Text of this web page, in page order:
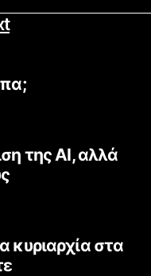
της AI, αλλά
κυριαρχία στα